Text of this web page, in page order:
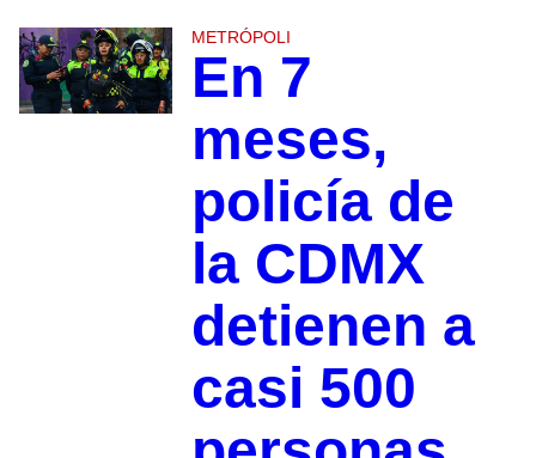
METRÓPOLI
En 7
meses,
policía de
la CDMX
detienen a
casi 500